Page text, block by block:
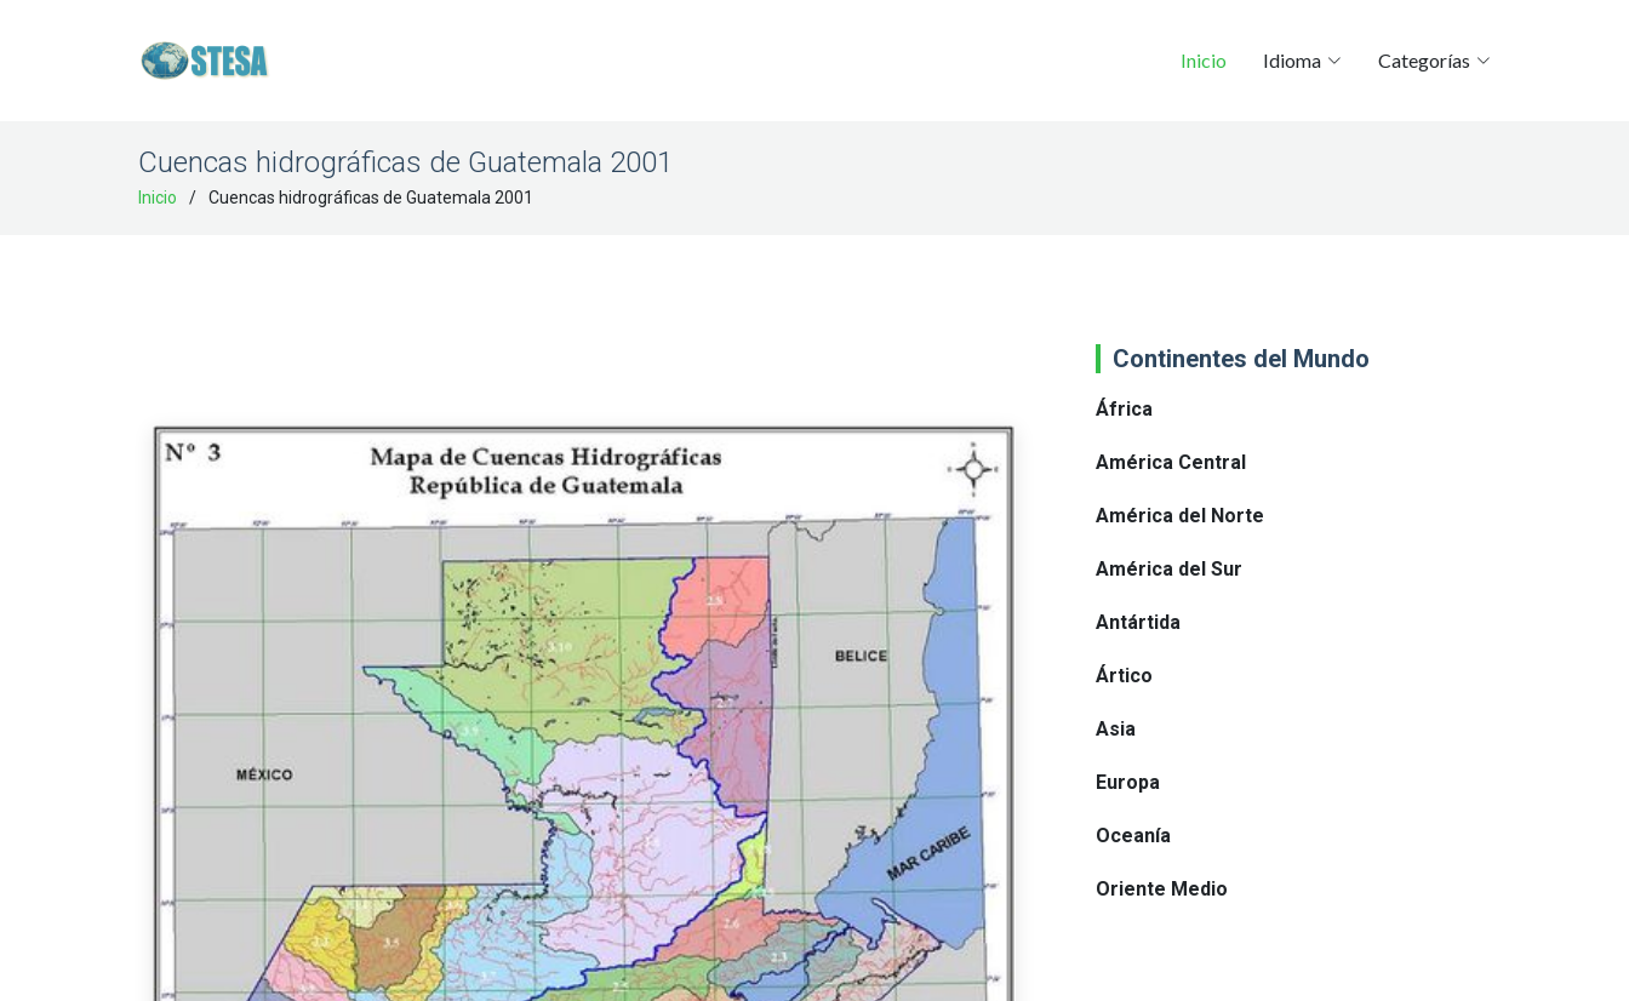
Inicio Idioma Categorías
Cuencas hidrográficas de Guatemala 2001
Inicio Cuencas hidrográficas de Guatemala 2001
Continentes del Mundo
África
América Central
América del Norte
América del Sur
Antártida
Ártico
Asia
Europa
Oceanía
Oriente Medio